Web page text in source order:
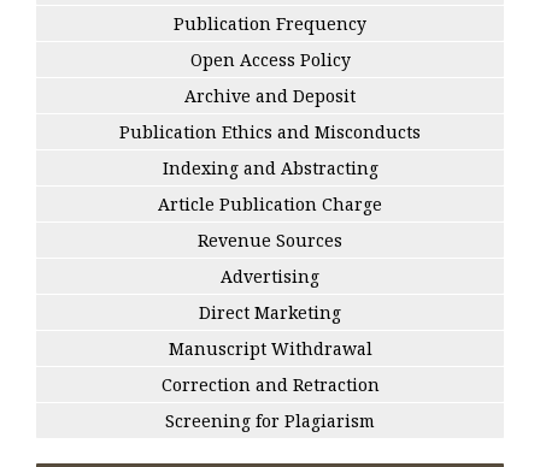
Publication Frequency
Open Access Policy
Archive and Deposit
Publication Ethics and Misconducts
Indexing and Abstracting
Article Publication Charge
Revenue Sources
Advertising
Direct Marketing
Manuscript Withdrawal
Correction and Retraction
Screening for Plagiarism